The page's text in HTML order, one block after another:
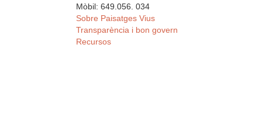
Mòbil: 649.056. 034
Sobre Paisatges Vius
Transparència i bon govern
Recursos